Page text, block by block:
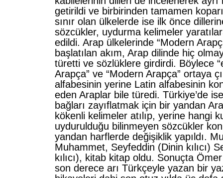
getirildi ve birbirinden tamamen
sınır olan ülkelerde ise ilk önce
sözcükler, uydurma kelimeler
edildi. Arap ülkelerinde “Modern
başlatılan akım, Arap dilinde hiç
türetti ve sözlüklere girdirdi. Böylece
Arapça” ve “Modern Arapça” ortaya
alfabesinin yerine Latin alfabesinin
eden Araplar bile türedi. Türkiye’de
bağları zayıflatmak için bir yandan
kökenli kelimeler atılıp, yerine hangi
uydurulduğu bilinmeyen sözcükler
yandan harflerde değişiklik yapıldı.
Muhammet, Seyfeddin (Dinin kılıcı)
kılıcı), kitab kitap oldu. Sonuçta
son derece arı Türkçeyle yazan bir